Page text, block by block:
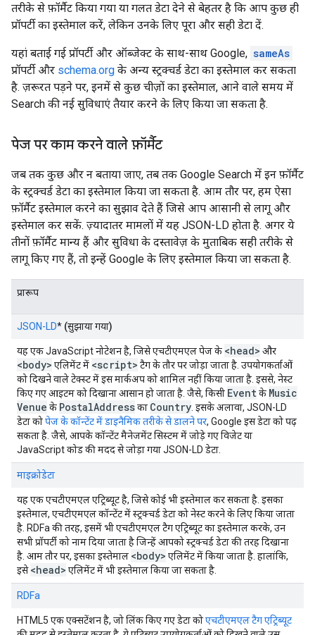
तरीके से फ़ॉर्मैट किया गया या गलत डेटा देने से बेहतर है कि आप कुछ ही
प्रॉपर्टी का इस्तेमाल करें, लेकिन उनके लिए पूरा और सही डेटा दें.
यहां बताई गई प्रॉपर्टी और ऑब्जेक्ट के साथ-साथ Google, sameAs
प्रॉपर्टी और schema.org के अन्य स्ट्रक्चर्ड डेटा का इस्तेमाल कर सकता
है. ज़रूरत पड़ने पर, इनमें से कुछ चीज़ों का इस्तेमाल, आने वाले समय में
Search की नई सुविधाएं तैयार करने के लिए किया जा सकता है.
पेज पर काम करने वाले फ़ॉर्मैट
जब तक कुछ और न बताया जाए, तब तक Google Search में इन फ़ॉर्मैट
के स्ट्रक्चर्ड डेटा का इस्तेमाल किया जा सकता है. आम तौर पर, हम ऐसा
फ़ॉर्मैट इस्तेमाल करने का सुझाव देते हैं जिसे आप आसानी से लागू और
इस्तेमाल कर सकें. ज़्यादातर मामलों में यह JSON-LD होता है. अगर ये
तीनों फ़ॉर्मैट मान्य हैं और सुविधा के दस्तावेज़ के मुताबिक सही तरीके से
लागू किए गए हैं, तो इन्हें Google के लिए इस्तेमाल किया जा सकता है.
प्रारूप
JSON-LD* (सुझाया गया)
यह एक JavaScript नोटेशन है, जिसे एचटीएमएल पेज के <head> और
<body> एलिमेंट में <script> टैग के तौर पर जोड़ा जाता है. उपयोगकर्ताओं
को दिखने वाले टेक्स्ट में इस मार्कअप को शामिल नहीं किया जाता है. इससे, नेस्ट
किए गए आइटम को दिखाना आसान हो जाता है. जैसे, किसी Event के Music
Venue के PostalAddressका Country . इसके अलावा, JSON-LD
डेटा कोपेज के कॉन्टेंट में डाइनैमिक तरीके से डालने पर, Google इस डेटा को पढ़
सकता है. जैसे, आपके कॉन्टेंट मैनेजमेंट सिस्टम में जोड़े गए विजेट या
JavaScript कोड की मदद से जोड़ा गया JSON-LD डेटा.
माइक्रोडेटा
यह एक एचटीएमएल एट्रिब्यूट है, जिसे कोई भी इस्तेमाल कर सकता है. इसका
इस्तेमाल, एचटीएमएल कॉन्टेंट में स्ट्रक्चर्ड डेटा को नेस्ट करने के लिए किया जाता
है. RDFa की तरह, इसमें भी एचटीएमएल टैग एट्रिब्यूट का इस्तेमाल करके, उन
सभी प्रॉपर्टी को नाम दिया जाता है जिन्हें आपको स्ट्रक्चर्ड डेटा की तरह दिखाना
है. आम तौर पर, इसका इस्तेमाल <body> एलिमेंट में किया जाता है. हालांकि,
इसे<head> एलिमेंट में भी इस्तेमाल किया जा सकता है.
RDFa
HTML5 एक एक्सटेंशन है, जो लिंक किए गए डेटा कोएचटीएमएल टैग एट्रिब्यूट